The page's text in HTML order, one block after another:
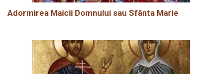
Adormirea Maicii Domnului sau Sfânta Marie